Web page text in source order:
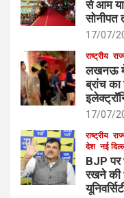
से आम
सोनीपत
17/07/
राष्ट्रीय
लखनऊ में
ब्रांच
17/07/
राष्ट्रीय
देश नई
BJP पर
रखने की